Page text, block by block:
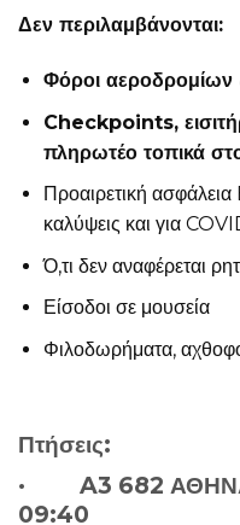
Δεν περιλαμβάνονται:
Φόροι αεροδρομίων
Checkpoints,
πληρωτέο τοπικά
Προαιρετική
καλύψεις και για
Ό,τι δεν αναφέρεται
Είσοδοι σε μουσεία
Φιλοδωρήματα,
Πτήσεις:
· A3 682 ΑΘΗΝΑ
09:40